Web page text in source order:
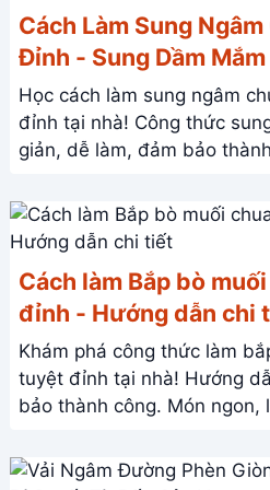
Cách Làm Sung
Đỉnh - Sung Dầm
Học cách làm sung ngâm
đỉnh tại nhà! Công thức sung dầm mắm ớt đơn
giản, dễ làm, đảm bảo
Cách làm Bắp bò
đỉnh - Hướng dẫn chi
Khám phá công thức làm
tuyệt đỉnh tại nhà! Hướng
bảo thành công. Món ngon, lạ miệng, hấp dẫn cả